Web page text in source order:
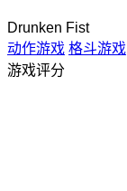
Drunken Fist
动作游戏 格斗游戏
游戏评分